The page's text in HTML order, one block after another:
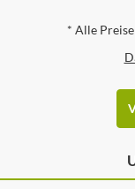
* Alle